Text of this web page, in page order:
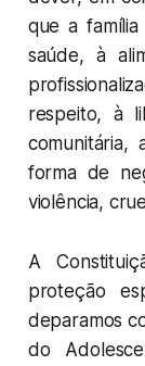
que a
saúde, à
respeito, à
comunitária,
forma de
violência,
A
proteção
deparamos
do